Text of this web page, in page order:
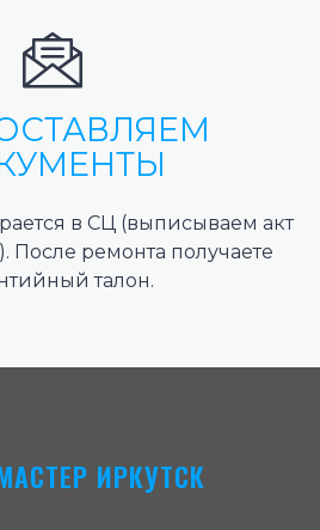
в СЦ (выписываем акт
После ремонта получаете
талон.
ИРКУТСК